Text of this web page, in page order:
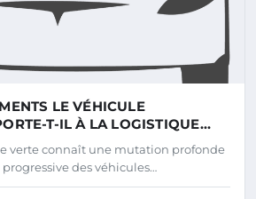
LE VÉHICULE
T-IL À LA LOGISTIQUE
verte connaît une mutation profonde
des véhicules…